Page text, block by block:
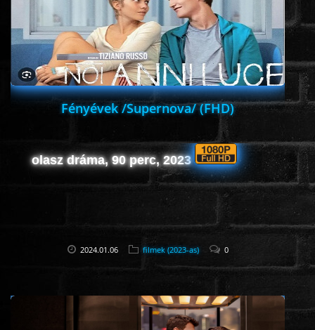
Fényévek /Supernova/ (FHD)
olasz dráma, 90 perc, 2023
2024.01.06 filmek (2023-as) 0